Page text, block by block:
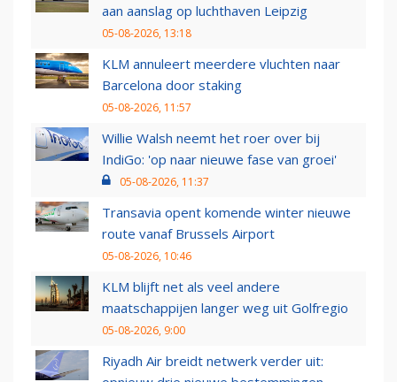
aan aanslag op luchthaven Leipzig
05-08-2026, 13:18
KLM annuleert meerdere vluchten naar
Barcelona door staking
05-08-2026, 11:57
Willie Walsh neemt het roer over bij
IndiGo: 'op naar nieuwe fase van groei'
05-08-2026, 11:37
Transavia opent komende winter nieuwe
route vanaf Brussels Airport
05-08-2026, 10:46
KLM blijft net als veel andere
maatschappijen langer weg uit Golfregio
05-08-2026, 9:00
Riyadh Air breidt netwerk verder uit: